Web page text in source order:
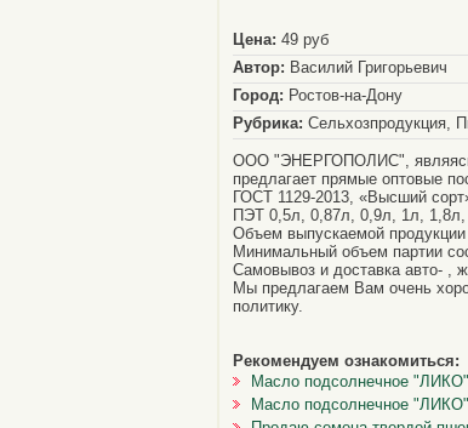
Цена: 49 руб
Автор: Василий Григорьевич
Город: Ростов-на-Дону
Рубрика: Сельхозпродукция,
ООО "ЭНЕРГОПОЛИС", являясь
предлагает прямые оптовые
ГОСТ 1129-2013, «Высший
ПЭТ 0,5л, 0,87л, 0,9л, 1л,
Объем выпускаемой
Минимальный объем партии
Самовывоз и доставка авто- ,
Мы предлагаем Вам очень
политику.
Рекомендуем ознакомиться:
Масло подсолнечное
Масло подсолнечное